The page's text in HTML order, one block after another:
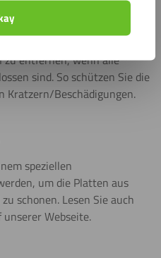
Platten werden von
und an beiden Seiten mit
zu entfernen, wenn alle
sind. So schützen Sie die
Kratzern/Beschädigungen.
speziellen
um die Platten aus
schonen. Lesen Sie auch
unserer Webseite.